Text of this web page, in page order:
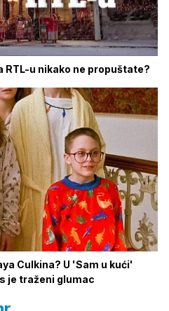
RTL-u nikako ne propuštate?
Culkina? U 'Sam u kući'
je traženi glumac